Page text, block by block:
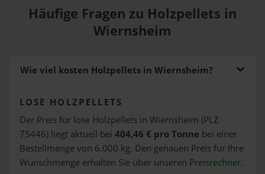
Häufige Fragen zu Holzpellets in
Wiernsheim
Wie viel kosten Holzpellets in Wiernsheim?
LOSE HOLZPELLETS
Der Preis für lose Holzpellets in Wiernsheim (PLZ
75446) liegt aktuell bei 404,46 € pro Tonne bei einer
Bestellmenge von 6.000 kg. Den genauen Preis für Ihre
Wunschmenge erhalten Sie über unseren Preisrechner.